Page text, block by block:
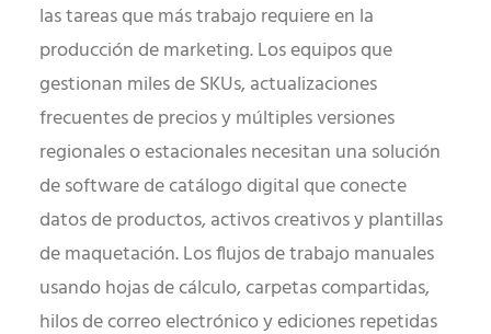
las tareas que más trabajo requiere en la
producción de marketing. Los equipos que
gestionan miles de SKUs, actualizaciones
frecuentes de precios y múltiples versiones
regionales o estacionales necesitan una solución
de software de catálogo digital que conecte
datos de productos, activos creativos y plantillas
de maquetación. Los flujos de trabajo manuales
usando hojas de cálculo, carpetas compartidas,
hilos de correo electrónico y ediciones repetidas